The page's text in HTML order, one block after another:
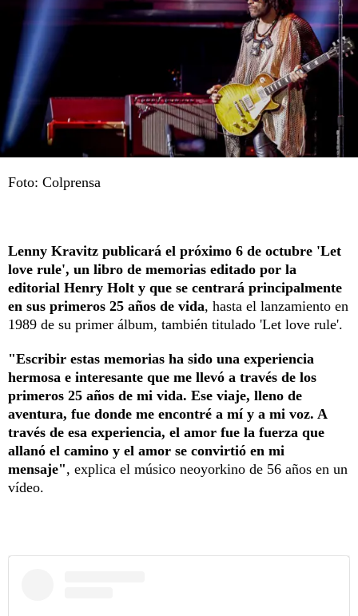
Foto: Colprensa
Lenny Kravitz publicará el próximo 6 de octubre 'Let
love rule', un libro de memorias editado por la
editorial Henry Holt y que se centrará principalmente
en sus primeros 25 años de vida, hasta el lanzamiento en
1989 de su primer álbum, también titulado 'Let love rule'.
"Escribir estas memorias ha sido una experiencia
hermosa e interesante que me llevó a través de los
primeros 25 años de mi vida. Ese viaje, lleno de
aventura, fue donde me encontré a mí y a mi voz. A
través de esa experiencia, el amor fue la fuerza que
allanó el camino y el amor se convirtió en mi
mensaje", explica el músico neoyorkino de 56 años en un
vídeo.